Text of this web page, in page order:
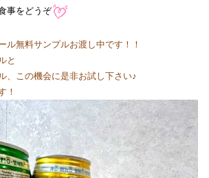
事をどうぞ
ル無料サンプルお渡し中です！！
と
、この機会に是非お試し下さい♪
！